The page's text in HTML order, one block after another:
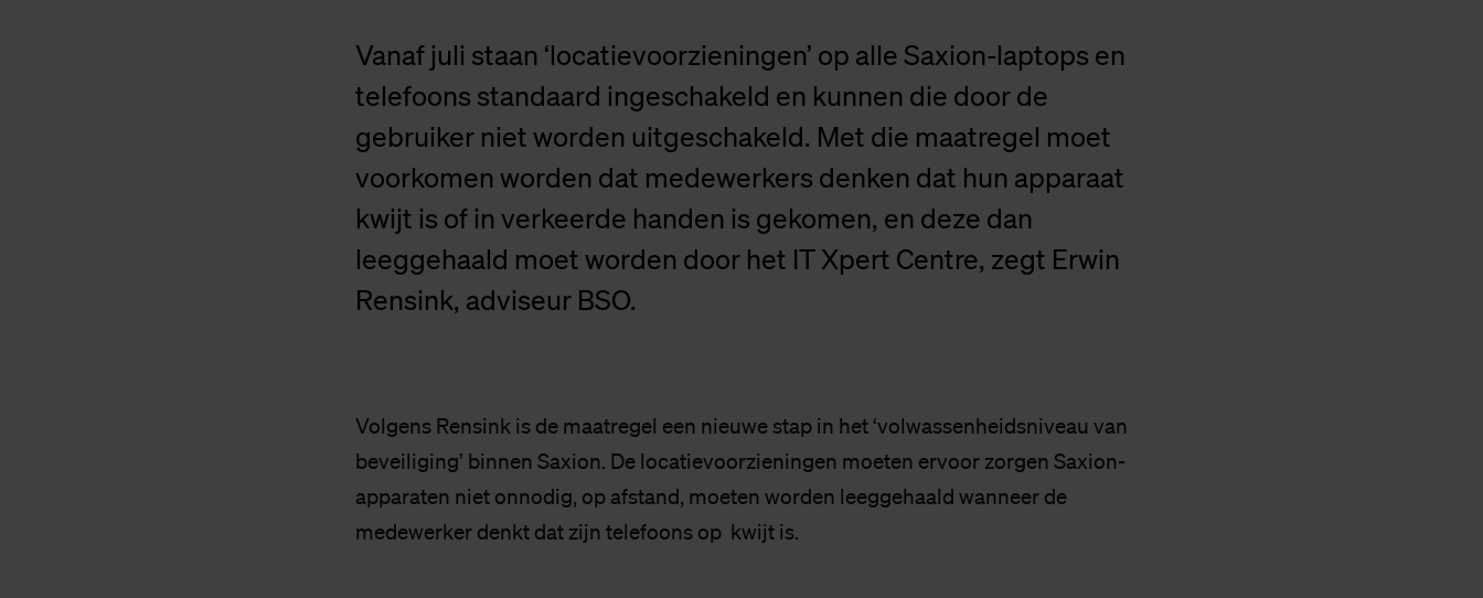
Vanaf juli staan ‘locatievoorzieningen’ op alle Saxion-laptops en
telefoons standaard ingeschakeld en kunnen die door de
gebruiker niet worden uitgeschakeld. Met die maatregel moet
voorkomen worden dat medewerkers denken dat hun apparaat
kwijt is of in verkeerde handen is gekomen, en deze dan
leeggehaald moet worden door het IT Xpert Centre, zegt Erwin
Rensink, adviseur BSO.
Volgens Rensink is de maatregel een nieuwe stap in het ‘volwassenheidsniveau van
beveiliging’ binnen Saxion. De locatievoorzieningen moeten ervoor zorgen Saxion-
apparaten niet onnodig, op afstand, moeten worden leeggehaald wanneer de
medewerker denkt dat zijn telefoons op kwijt is.